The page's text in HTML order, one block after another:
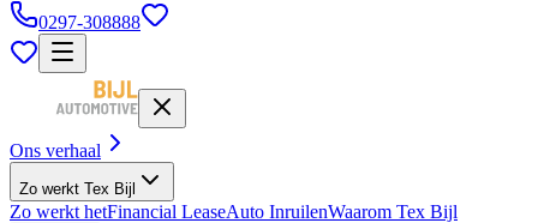
0297-308888
Ons verhaal
Zo werkt Tex Bijl
Zo werkt hetFinancial LeaseAuto InruilenWaarom Tex Bijl